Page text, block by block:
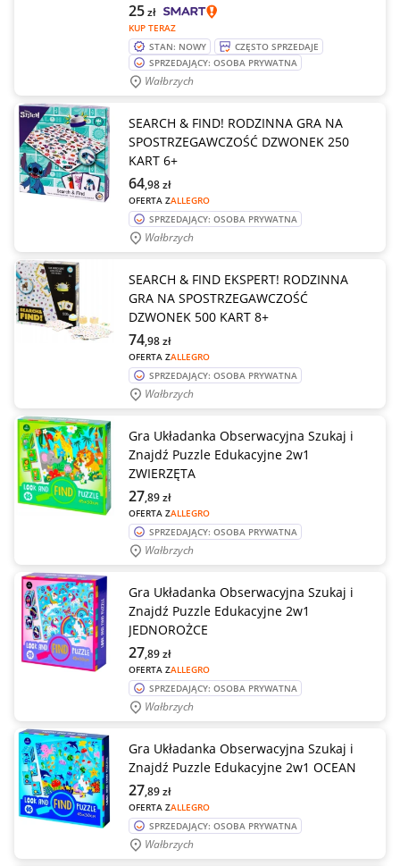
KUP TERAZ
25zł
STAN: NOWY
CZĘSTO SPRZEDAJE
SPRZEDAJĄCY: OSOBA PRYWATNA
Wałbrzych
SEARCH & FIND! RODZINNA GRA NA
SPOSTRZEGAWCZOŚĆ DZWONEK 250
KART 6+
OFERTA ZALLEGRO
64,98zł
SPRZEDAJĄCY: OSOBA PRYWATNA
Wałbrzych
SEARCH & FIND EKSPERT! RODZINNA
GRA NA SPOSTRZEGAWCZOŚĆ
DZWONEK 500 KART 8+
OFERTA ZALLEGRO
74,98zł
SPRZEDAJĄCY: OSOBA PRYWATNA
Wałbrzych
Gra Układanka Obserwacyjna Szukaj i
Znajdź Puzzle Edukacyjne 2w1
ZWIERZĘTA
OFERTA ZALLEGRO
27,89zł
SPRZEDAJĄCY: OSOBA PRYWATNA
Wałbrzych
Gra Układanka Obserwacyjna Szukaj i
Znajdź Puzzle Edukacyjne 2w1
JEDNOROŻCE
OFERTA ZALLEGRO
27,89zł
SPRZEDAJĄCY: OSOBA PRYWATNA
Wałbrzych
Gra Układanka Obserwacyjna Szukaj i
Znajdź Puzzle Edukacyjne 2w1 OCEAN
OFERTA ZALLEGRO
27,89zł
SPRZEDAJĄCY: OSOBA PRYWATNA
Wałbrzych